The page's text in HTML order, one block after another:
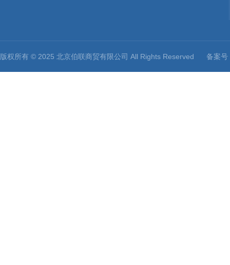
版权所有 © 2025 北京伯联商贸有限公司 All Rights Reserved 备案号